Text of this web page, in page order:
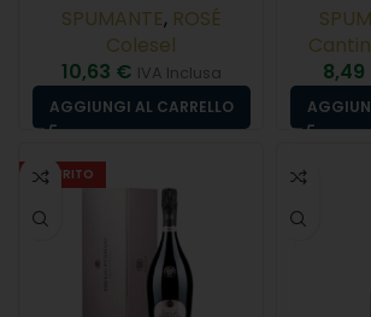
SPUMANTE, ROSÉ
Colesel
10,63 € IVA Inclusa
AGGIUNGI AL CARRELLO
8,49
ESAURITO